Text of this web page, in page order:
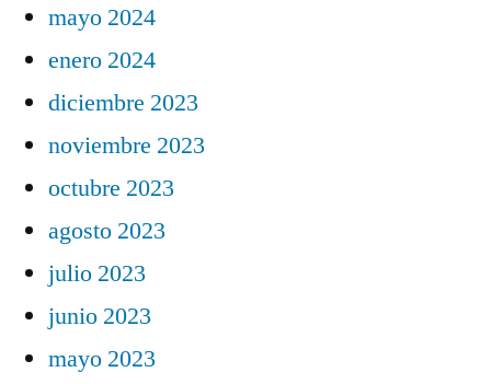
mayo 2024
enero 2024
diciembre 2023
noviembre 2023
octubre 2023
agosto 2023
julio 2023
junio 2023
mayo 2023